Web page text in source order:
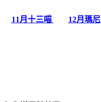
11月十三喵 12月瑪尼